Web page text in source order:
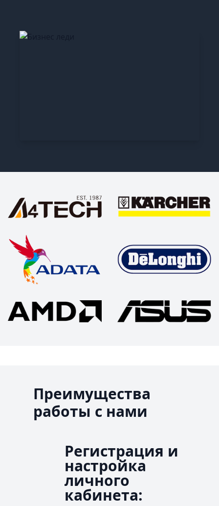
Преимущества
работы с нами
Регистрация и
настройка
личного
кабинета: